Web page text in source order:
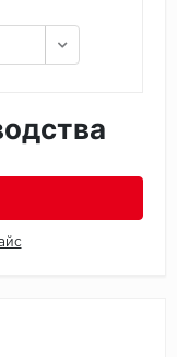
LG Decotile
Lucky Floor
Made in Belgium